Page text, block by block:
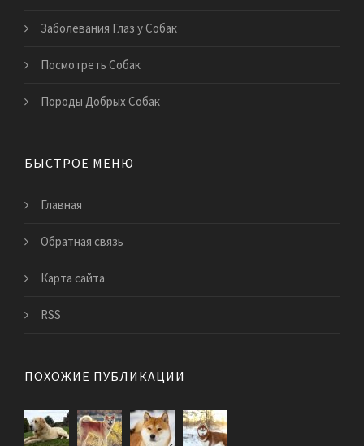
Заболевания Глаз у Собак
Посмотреть Собак
Породы Добрых Собак
БЫСТРОЕ МЕНЮ
Главная
Обратная связь
Карта сайта
RSS
ПОХОЖИЕ ПУБЛИКАЦИИ